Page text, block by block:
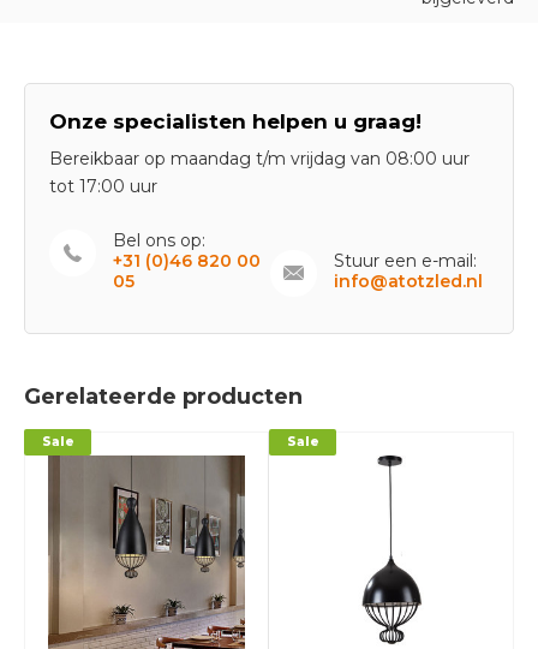
Onze specialisten helpen u graag!
Bereikbaar op maandag t/m vrijdag van 08:00 uur
tot 17:00 uur
Bel ons op:
+31 (0)46 820 00
05
Stuur een e-mail:
info@atotzled.nl
Gerelateerde producten
Sale Sale